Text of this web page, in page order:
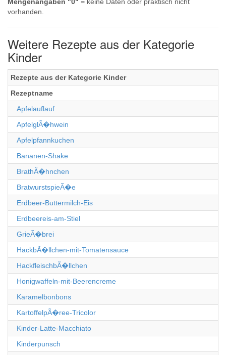
vorhanden.
Weitere Rezepte aus der Kategorie
Kinder
Rezepte aus der Kategorie Kinder
Rezeptname
Apfelauflauf
ApfelglÃ�hwein
Apfelpfannkuchen
Bananen-Shake
BrathÃ�hnchen
BratwurstspieÃ�e
Erdbeer-Buttermilch-Eis
Erdbeereis-am-Stiel
GrieÃ�brei
HackbÃ�llchen-mit-Tomatensauce
HackfleischbÃ�llchen
Honigwaffeln-mit-Beerencreme
Karamelbonbons
KartoffelpÃ�ree-Tricolor
Kinder-Latte-Macchiato
Kinderpunsch